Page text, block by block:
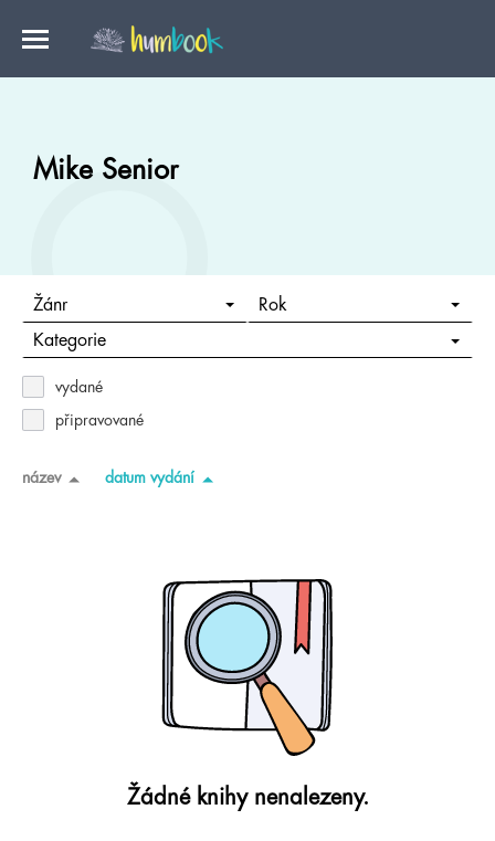
Mike Senior
Žánr Rok
Kategorie
vydané
připravované
název datum vydání
Žádné knihy nenalezeny.